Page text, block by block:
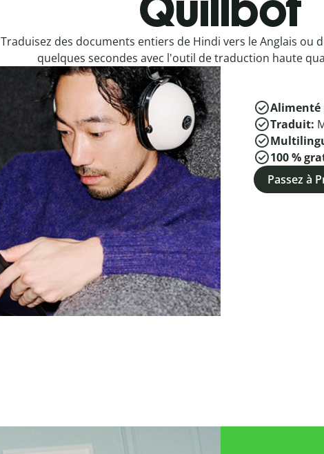
Traduisez des documents entiers de Hindi vers le Anglais ou
quelques secondes avec l'outil de traduction haute
Alimenté
Traduit:
100 %
Passez à